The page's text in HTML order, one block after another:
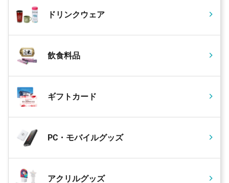
ドリンクウェア
飲食料品
ギフトカード
PC・モバイルグッズ
アクリルグッズ